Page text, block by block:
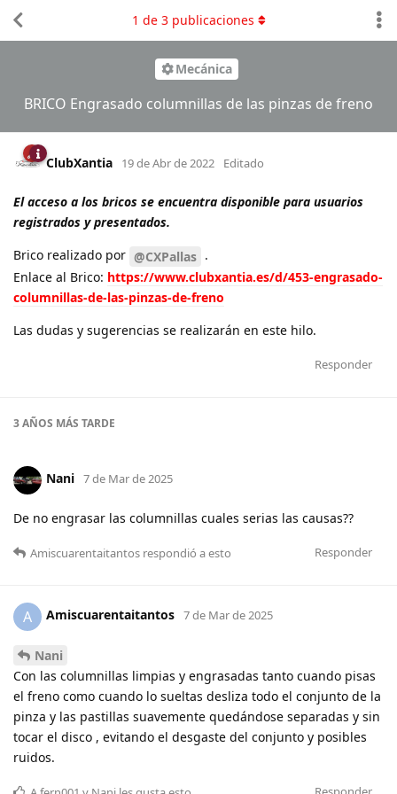
Mecánica
BRICO Engrasado columnillas de las pinzas de freno
1 de 3publicaciones
ClubXantia 19 de Abr de 2022 Editado
El acceso a los bricos se encuentra disponible para usuarios
registrados y presentados.
Brico realizado por @CXPallas .
Enlace al Brico: https://www.clubxantia.es/d/453-engrasado-
columnillas-de-las-pinzas-de-freno
Las dudas y sugerencias se realizarán en este hilo.
Responder
3 AÑOS MÁS TARDE
Nani 7 de Mar de 2025
De no engrasar las columnillas cuales serias las causas??
Responder
Amiscuarentaitantos respondió a esto
A Amiscuarentaitantos 7 de Mar de 2025
Nani
Con las columnillas limpias y engrasadas tanto cuando pisas
el freno como cuando lo sueltas desliza todo el conjunto de la
pinza y las pastillas suavemente quedándose separadas y sin
tocar el disco , evitando el desgaste del conjunto y posibles
ruidos.